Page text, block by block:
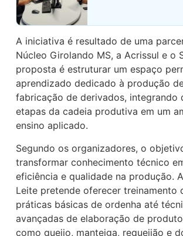
A iniciativa é resultado de uma
Núcleo Girolando MS, a Acrissul e o
proposta é estruturar um espaço
aprendizado dedicado à produção
fabricação de derivados, integrando
etapas da cadeia produtiva em um
ensino aplicado.
Segundo os organizadores, o
transformar conhecimento técnico
eficiência e qualidade na produção.
Leite pretende oferecer treinamento
práticas básicas de ordenha até
avançadas de elaboração de
como queijo, manteiga, requeijão e